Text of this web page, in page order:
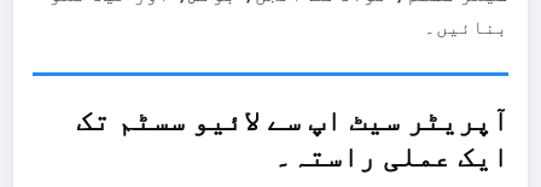
بنائیں۔
آپریٹر سیٹ اپ سے لائیو سسٹم تک
ایک عملی راستہ۔